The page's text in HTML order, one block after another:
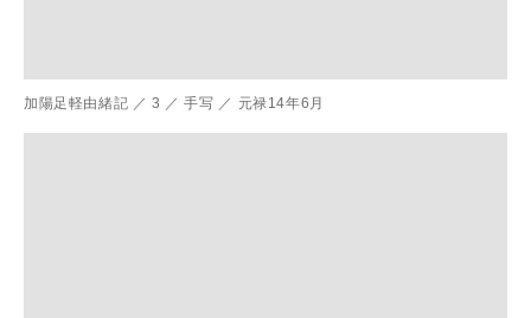
加陽足軽由緒記 ／ 3 ／ 手写 ／ 元禄14年6月